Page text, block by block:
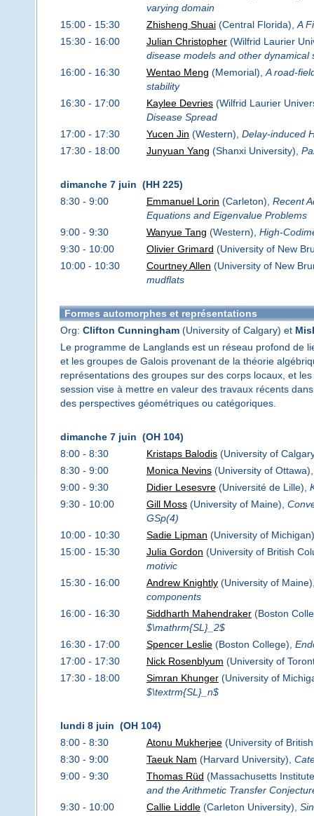
varying domain
15:00 - 15:30
Zhisheng Shuai(Central Florida), A
15:30 - 16:00
Julian Christopher(Wilfrid Laurier
disease models and other dynamical
16:00 - 16:30
Wentao Meng (Memorial), A road-
stability
16:30 - 17:00
Kaylee Devries(Wilfrid Laurier
Disease Spread
17:00 - 17:30
Yucen Jin (Western), Delay-induced
17:30 - 18:00
Junyuan Yang (Shanxi University),
dimanche 7 juin (HH 225)
8:30 - 9:00
Emmanuel Lorin (Carleton), Recent
Equations and Eigenvalue Problems
9:00 - 9:30
Wanyue Tang (Western), High-
9:30 - 10:00
Olivier Grimard (University of New
10:00 - 10:30
Courtney Allen (University of New
mudflats
Formes automorphes et représentations
Org: Clifton Cunningham(University of Calgary) et
Le programme de Langlands est un réseau profond de
et les groupes de Galois provenant de la théorie
représentations des groupes sur des corps locaux, et
session vise à mettre en valeur des travaux récents
des perspectives géométriques ou catégoriques.
dimanche 7 juin (OH 104)
8:00 - 8:30
Kristaps Balodis(University of
8:30 - 9:00
Monica Nevins(University of
9:00 - 9:30
Didier Lesesvre(Université de Lille),
9:30 - 10:00
Gill Moss(University of Maine),
GSp(4)
10:00 - 10:30
Sadie Lipman (University of
15:00 - 15:30
Julia Gordon (University of British
motivic
15:30 - 16:00
Andrew Knightly(University of
components
16:00 - 16:30
Siddharth Mahendraker(Boston
$\mathrm{SL}_2$
16:30 - 17:00
Spencer Leslie(Boston College),
17:00 - 17:30
Nick Rosenblyum (University of
17:30 - 18:00
Simran Khunger(University of
$\textrm{SL}_n$
lundi 8 juin (OH 104)
8:00 - 8:30
Atonu Mukherjee(University of
8:30 - 9:00
Taeuk Nam (Harvard University),
9:00 - 9:30
Thomas Rüd (Massachusetts
and the Arithmetic Transfer
9:30 - 10:00
Callie Liddle(Carleton University),